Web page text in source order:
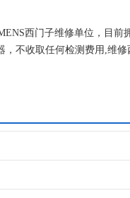
西门子维修单位，目前
，不收取任何检测费用,维修